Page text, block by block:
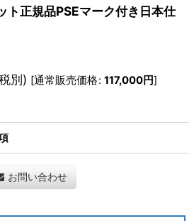
ト正規品PSEマーク付き日本仕
別) [通常販売価格: 117,000円]
お問い合わせ